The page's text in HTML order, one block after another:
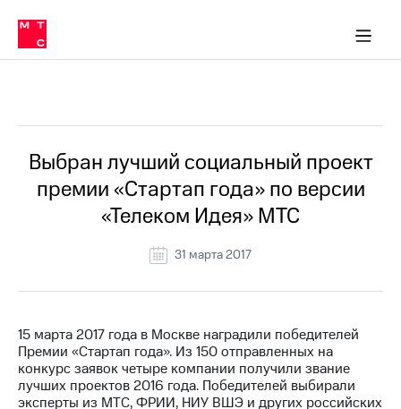
Медиа-центр
и акционерам
Устойчивое развитие
Комплаенс и деловая этика
компании
Карьера
История
компании
Руководство
информация
Контакты
Медиа-центр
Пресс-
релизы
в МТС
Пресс-
релизы
о технологиях
Выбран лучший социальный проект
премии «Стартап года» по версии
«Телеком Идея» МТС
31 марта 2017
15 марта 2017 года в Москве наградили победителей
Премии «Стартап года». Из 150 отправленных на
конкурс заявок четыре компании получили звание
лучших проектов 2016 года. Победителей выбирали
эксперты из МТС, ФРИИ, НИУ ВШЭ и других российских